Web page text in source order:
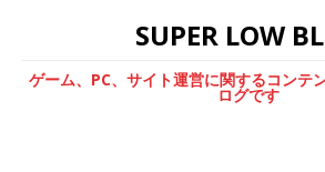
SUPER LOW
ゲーム、PC、サイト運営に関するコンテ
ログです